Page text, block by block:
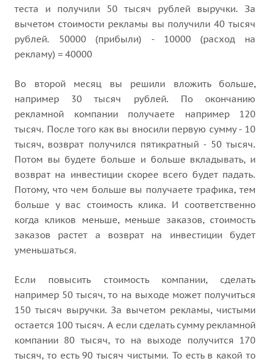
теста и получили 50 тысяч рублей выручки. За
вычетом стоимости рекламы вы получили 40 тысяч
рублей. 50000 (прибыли) - 10000 (расход на
рекламу) = 40000
Во второй месяц вы решили вложить больше,
например 30 тысяч рублей. По окончанию
рекламной компании получаете например 120
тысяч. После того как вы вносили первую сумму - 10
тысяч, возврат получился пятикратный - 50 тысяч.
Потом вы будете больше и больше вкладывать, и
возврат на инвестиции скорее всего будет падать.
Потому, что чем больше вы получаете трафика, тем
больше у вас стоимость клика. И соответственно
когда кликов меньше, меньше заказов, стоимость
заказов растет а возврат на инвестиции будет
уменьшаться.
Если повысить стоимость компании, сделать
например 50 тысяч, то на выходе может получиться
150 тысяч выручки. За вычетом рекламы, чистыми
остается 100 тысяч. А если сделать сумму рекламной
компании 80 тысяч, то на выходе получится 170
тысяч, то есть 90 тысяч чистыми. То есть в какой то